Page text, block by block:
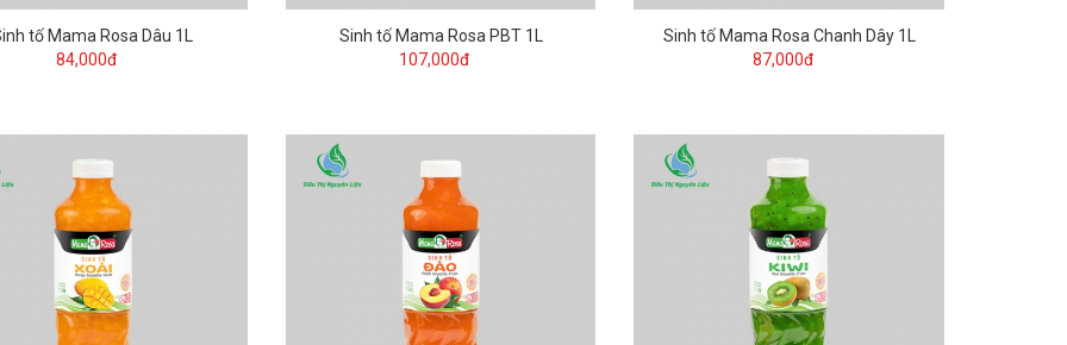
tố Mama Rosa Dâu 1L
84,000đ
Sinh tố Mama Rosa PBT 1L
107,000đ
Sinh tố Mama Rosa Chanh Dây 1L
87,000đ